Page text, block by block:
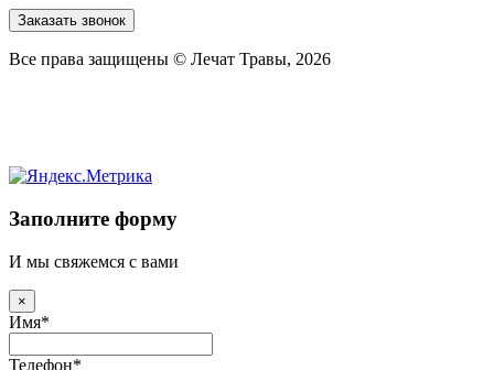
Заказать звонок
Все права защищены © Лечат Травы, 2026
Заполните форму
И мы свяжемся с вами
×
Имя*
Телефон*